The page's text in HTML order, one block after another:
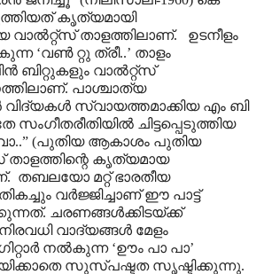
കൃത്യമായി
വാൽറ്റ്സ് താളത്തിലാണ്. ഉടനീളം
‘വൺ റ്റു ത്രീ..’ താളം
ബിറ്റുകളും വാൽറ്റ്സ്
പാശ്ചാത്യ
വിദ്യകൾ സ്വായത്തമാക്കിയ എം ബി
ചിട്ടപ്പെടുത്തിയ
വാ..” (പുതിയ ആകാശം പുതിയ
താളത്തിന്റെ കൃത്യമായ
തബലയോ മറ്റ് ഭാരതീയ
വർജ്ജിച്ചാണ് ഈ പാട്ട്
ചരണങ്ങൾക്കിടയ്ക്ക്
വാദ്യങ്ങൾ മേളം
നൽകുന്ന ‘ഊം പാ പാ’
സുസ്പഷ്ടത സൃഷ്ടിക്കുന്നു.